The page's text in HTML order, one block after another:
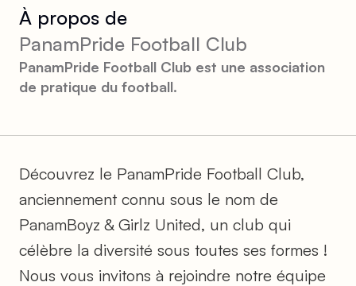
À propos de
PanamPride Football Club
PanamPride Football Club est une association
de pratique du football.
Découvrez le PanamPride Football Club,
anciennement connu sous le nom de
PanamBoyz & Girlz United, un club qui
célèbre la diversité sous toutes ses formes !
Nous vous invitons à rejoindre notre équipe